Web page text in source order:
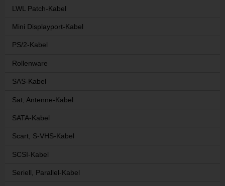
LWL Patch-Kabel
Mini Displayport-Kabel
PS/2-Kabel
Rollenware
SAS-Kabel
Sat, Antenne-Kabel
SATA-Kabel
Scart, S-VHS-Kabel
SCSI-Kabel
Seriell, Parallel-Kabel